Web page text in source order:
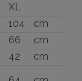
XL
104
cm
66
cm
42
cm